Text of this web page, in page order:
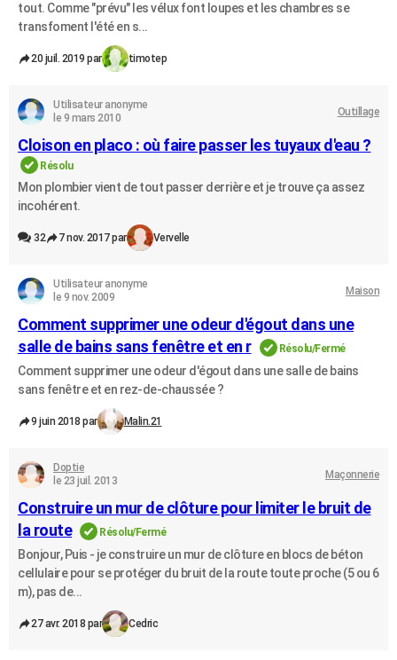
tout. Comme "prévu" les vélux font loupes et les chambres se
transfoment l'été en s...
20 juil. 2019 par timotep
Utilisateur anonyme
le 9 mars 2010
Outillage
Cloison en placo : où faire passer les tuyaux d'eau ?
Résolu
Mon plombier vient de tout passer derrière et je trouve ça assez
incohérent.
32 7 nov. 2017 par Vervelle
Utilisateur anonyme
le 9 nov. 2009
Maison
Comment supprimer une odeur d'égout dans une
salle de bains sans fenêtre et en r
Résolu/Fermé
Comment supprimer une odeur d'égout dans une salle de bains
sans fenêtre et en rez-de-chaussée ?
9 juin 2018 par Malin.21
Doptie
le 23 juil. 2013
Maçonnerie
Construire un mur de clôture pour limiter le bruit de
la route
Résolu/Fermé
Bonjour, Puis - je construire un mur de clôture en blocs de béton
cellulaire pour se protéger du bruit de la route toute proche (5 ou 6
m), pas de...
27 avr. 2018 par Cedric